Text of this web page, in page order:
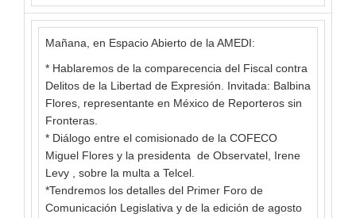
Mañana, en Espacio Abierto de la AMEDI:
* Hablaremos de la comparecencia del Fiscal contra
Delitos de la Libertad de Expresión. Invitada: Balbina
Flores, representante en México de Reporteros sin
Fronteras.
* Diálogo entre el comisionado de la COFECO
Miguel Flores y la presidenta de Observatel, Irene
Levy , sobre la multa a Telcel.
*Tendremos los detalles del Primer Foro de
Comunicación Legislativa y de la edición de agosto